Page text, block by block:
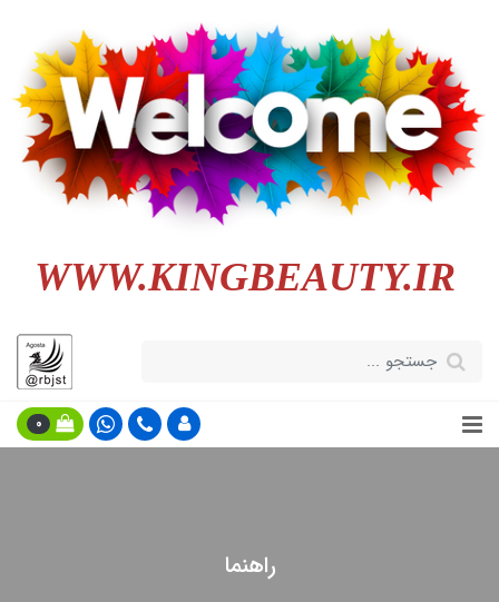
0
راهنما